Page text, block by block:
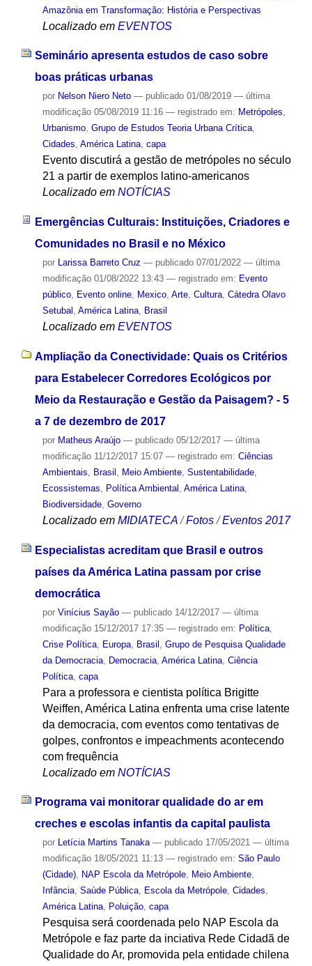
Amazônia em Transformação: História e Perspectivas
Localizado em EVENTOS
Seminário apresenta estudos de caso sobre
boas práticas urbanas
por Nelson Niero Neto — publicado01/08/2019 — última
modificação05/08/2019 11:16 — registrado em: Metrópoles,
Urbanismo, Grupo de Estudos Teoria Urbana Crítica,
Cidades, América Latina, capa
Evento discutirá a gestão de metrópoles no século
21 a partir de exemplos latino-americanos
Localizado em NOTÍCIAS
Emergências Culturais: Instituições, Criadores e
Comunidades no Brasil e no México
por Larissa Barreto Cruz — publicado07/01/2022 — última
modificação01/08/2022 13:43 — registrado em: Evento
público, Evento online, Mexico, Arte, Cultura, Cátedra Olavo
Setubal , América Latina, Brasil
Localizado em EVENTOS
Ampliação da Conectividade: Quais os Critérios
para Estabelecer Corredores Ecológicos por
Meio da Restauração e Gestão da Paisagem? - 5
a 7 de dezembro de 2017
por Matheus Araújo — publicado05/12/2017 — última
modificação11/12/2017 15:07 — registrado em: Ciências
Ambientais
Brasil Meio Ambiente, Sustentabilidade,
Ecossistemas
Política Ambiental América Latina,
Biodiversidade, Governo
Localizado em MIDIATECA /Fotos /Eventos 2017
Especialistas acreditam que Brasil e outros
países da América Latina passam por crise
democrática
por Vinícius Sayão — publicado14/12/2017 — última
modificação15/12/2017 17:35 — registrado em: Política,
Crise Política, Europa, Brasil Grupo de Pesquisa Qualidade
da Democracia, Democracia, América Latina, Ciência
Política, capa
Para a professora e cientista política Brigitte
Weiffen, América Latina enfrenta uma crise latente
da democracia, com eventos como tentativas de
golpes, confrontos e impeachments acontecendo
com frequência
Localizado em NOTÍCIAS
Programa vai monitorar qualidade do ar em
creches e escolas infantis da capital paulista
por Letícia Martins Tanaka — publicado17/05/2021 — última
modificação18/05/2021 11:13 — registrado em: São Paulo
(Cidade), NAP Escola da Metrópole, Meio Ambiente,
Infância, Saúde Pública, Escola da Metrópole, Cidades,
América Latina, Poluição, capa
Pesquisa será coordenada pelo NAP Escola da
Metrópole e faz parte da inciativa Rede Cidadã de
Qualidade do Ar, promovida pela entidade chilena